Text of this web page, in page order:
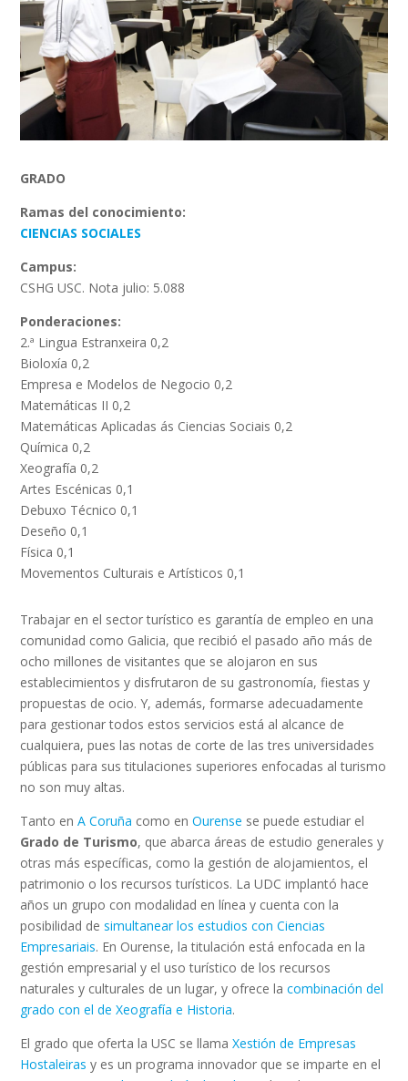
GRADO
Ramas del conocimiento:
CIENCIAS SOCIALES
Campus:
CSHG USC. Nota julio: 5.088
Ponderaciones:
2.ª Lingua Estranxeira 0,2
Bioloxía 0,2
Empresa e Modelos de Negocio 0,2
Matemáticas II 0,2
Matemáticas Aplicadas ás Ciencias Sociais 0,2
Química 0,2
Xeografía 0,2
Artes Escénicas 0,1
Debuxo Técnico 0,1
Deseño 0,1
Física 0,1
Movementos Culturais e Artísticos 0,1
Trabajar en el sector turístico es garantía de empleo en una
comunidad como Galicia, que recibió el pasado año más de
ocho millones de visitantes que se alojaron en sus
establecimientos y disfrutaron de su gastronomía, fiestas y
propuestas de ocio. Y, además, formarse adecuadamente
para gestionar todos estos servicios está al alcance de
cualquiera, pues las notas de corte de las tres universidades
públicas para sus titulaciones superiores enfocadas al turismo
no son muy altas.
Tanto enA Coruña como enOurense se puede estudiar el
Grado de Turismo, que abarca áreas de estudio generales y
otras más específicas, como la gestión de alojamientos, el
patrimonio o los recursos turísticos. La UDC implantó hace
años un grupo con modalidad en línea y cuenta con la
posibilidad desimultanear los estudios con Ciencias
Empresariais. En Ourense, la titulación está enfocada en la
gestión empresarial y el uso turístico de los recursos
naturales y culturales de un lugar, y ofrece lacombinación del
grado con el de Xeografía e Historia.
El grado que oferta la USC se llamaXestión de Empresas
Hostaleiras y es un programa innovador que se imparte en el